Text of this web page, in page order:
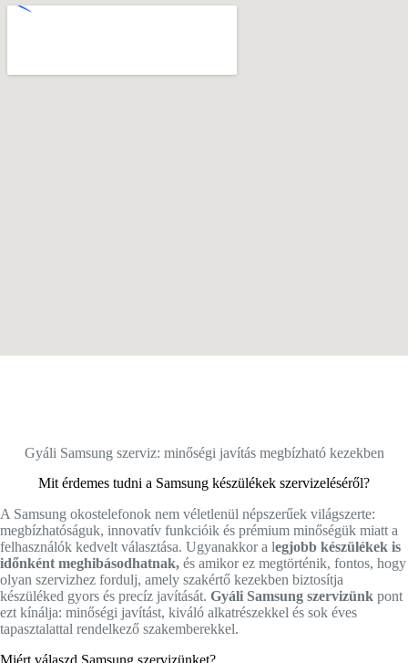
Gyáli Samsung szerviz: minőségi javítás megbízható kezekben
Mit érdemes tudni a Samsung készülékek szervizeléséről?
A Samsung okostelefonok nem véletlenül népszerűek világszerte:
megbízhatóságuk, innovatív funkcióik és prémium minőségük miatt a
felhasználók kedvelt választása. Ugyanakkor a legjobb készülékek is
időnként meghibásodhatnak, és amikor ez megtörténik, fontos, hogy
olyan szervizhez fordulj, amely szakértő kezekben biztosítja
készüléked gyors és precíz javítását. Gyáli Samsung szervizünk pont
ezt kínálja: minőségi javítást, kiváló alkatrészekkel és sok éves
tapasztalattal rendelkező szakemberekkel.
Miért válaszd Samsung szervizünket?